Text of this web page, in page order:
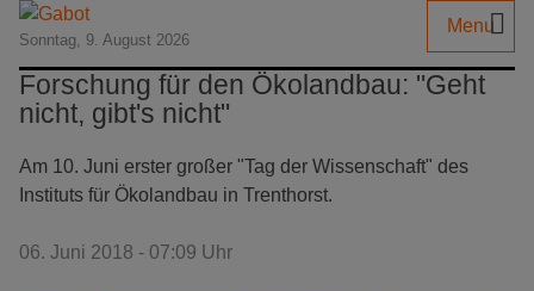
Sonntag, 9. August 2026
Menu
Forschung für den Ökolandbau: "Geht
nicht, gibt's nicht"
Am 10. Juni erster großer "Tag der Wissenschaft" des
Instituts für Ökolandbau in Trenthorst.
06. Juni 2018 - 07:09 Uhr